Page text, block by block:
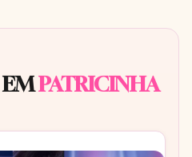
EMPATRICINHA